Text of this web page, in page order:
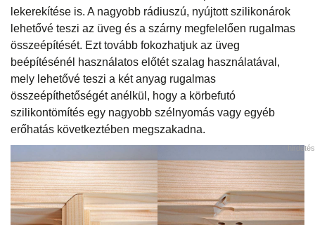
lekerekítése is. A nagyobb rádiuszú, nyújtott szilikonárok
lehetővé teszi az üveg és a szárny megfelelően rugalmas
összeépítését. Ezt tovább fokozhatjuk az üveg
beépítésénél használatos előtét szalag használatával,
mely lehetővé teszi a két anyag rugalmas
összeépíthetőségét anélkül, hogy a körbefutó
szilikontömítés egy nagyobb szélnyomás vagy egyéb
erőhatás következtében megszakadna.
hirdetés